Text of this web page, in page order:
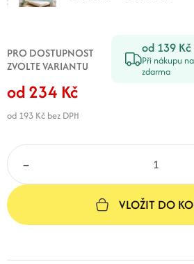
25x50x3 - 15 mátová
Kód: Plot 25x50x3 - 15 mátová
30x50x3 - 15 mátová
Kód: Plot 30x50x3 - 15 mátová
Kód: Plot 15x70x3 - 15 mátová
20x70x3 - 15 mátová
PRO DOSTUPNOST
ZVOLTE VARIANTU
od 139 Kč
Při nákupu
zdarma
od 234 Kč
od 193 Kč bez DPH
–
VLOŽIT DO